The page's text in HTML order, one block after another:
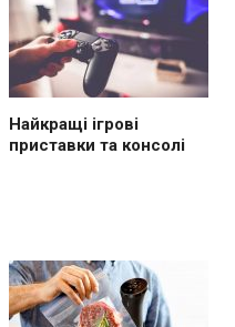
Найкращі ігрові
приставки та консолі